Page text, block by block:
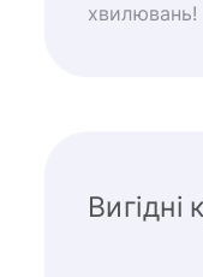
хвилювань!
Вигідні